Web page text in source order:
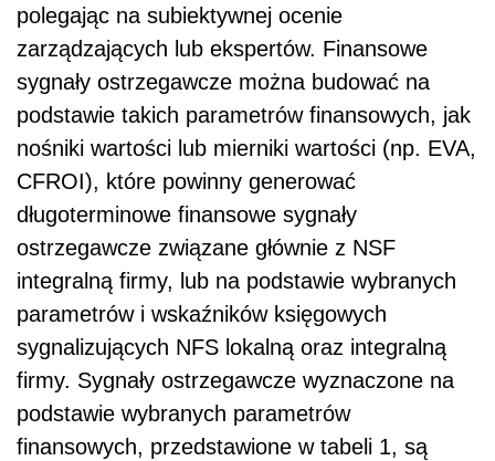
polegając na subiektywnej ocenie
zarządzających lub ekspertów. Finansowe
sygnały ostrzegawcze można budować na
podstawie takich parametrów finansowych, jak
nośniki wartości lub mierniki wartości (np. EVA,
CFROI), które powinny generować
długoterminowe finansowe sygnały
ostrzegawcze związane głównie z NSF
integralną firmy, lub na podstawie wybranych
parametrów i wskaźników księgowych
sygnalizujących NFS lokalną oraz integralną
firmy. Sygnały ostrzegawcze wyznaczone na
podstawie wybranych parametrów
finansowych, przedstawione w tabeli 1, są